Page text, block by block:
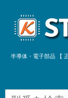
半導体・電子部品 【